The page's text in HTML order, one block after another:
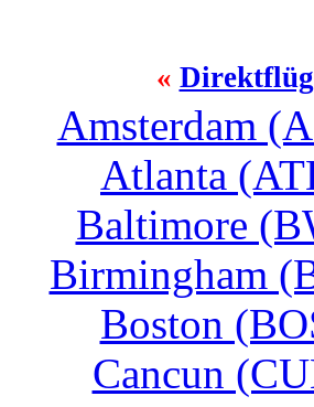
«
Amsterdam
Atlanta
Baltimore
Birmingham
Boston
Cancun